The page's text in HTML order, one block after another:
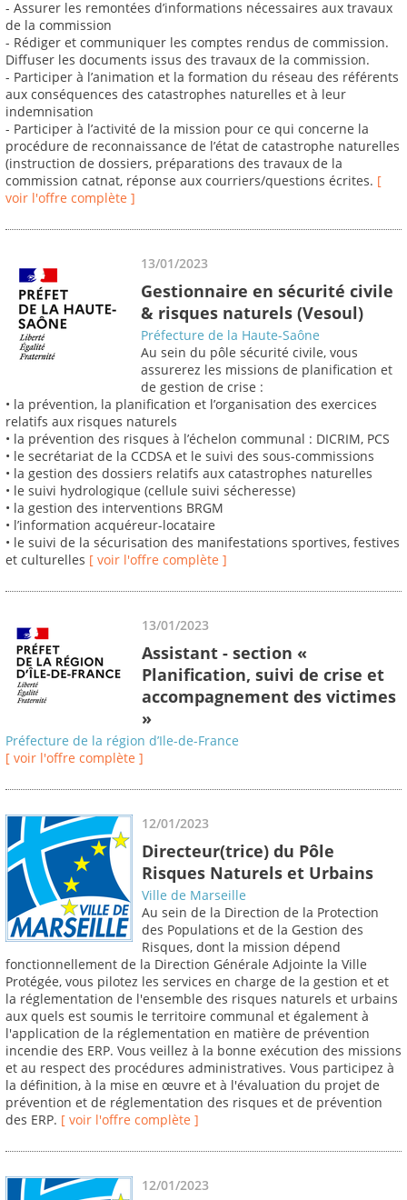
- Assurer les remontées d’informations nécessaires aux travaux
de la commission
- Rédiger et communiquer les comptes rendus de commission.
Diffuser les documents issus des travaux de la commission.
- Participer à l’animation et la formation du réseau des référents
aux conséquences des catastrophes naturelles et à leur
indemnisation
- Participer à l’activité de la mission pour ce qui concerne la
procédure de reconnaissance de l’état de catastrophe naturelles
(instruction de dossiers, préparations des travaux de la
commission catnat, réponse aux courriers/questions écrites. [
voir l'offre complète ]
13/01/2023
Gestionnaire en sécurité civile
& risques naturels (Vesoul)
Préfecture de la Haute-Saône
Au sein du pôle sécurité civile, vous
assurerez les missions de planification et
de gestion de crise :
• la prévention, la planification et l’organisation des exercices
relatifs aux risques naturels
• la prévention des risques à l’échelon communal : DICRIM, PCS
• le secrétariat de la CCDSA et le suivi des sous-commissions
• la gestion des dossiers relatifs aux catastrophes naturelles
• le suivi hydrologique (cellule suivi sécheresse)
• la gestion des interventions BRGM
• l’information acquéreur-locataire
• le suivi de la sécurisation des manifestations sportives, festives
et culturelles [ voir l'offre complète ]
13/01/2023
Assistant - section «
Planification, suivi de crise et
accompagnement des victimes
»
Préfecture de la région d’Ile-de-France
[ voir l'offre complète ]
12/01/2023
Directeur(trice) du Pôle
Risques Naturels et Urbains
Ville de Marseille
Au sein de la Direction de la Protection
des Populations et de la Gestion des
Risques, dont la mission dépend
fonctionnellement de la Direction Générale Adjointe la Ville
Protégée, vous pilotez les services en charge de la gestion et et
la réglementation de l'ensemble des risques naturels et urbains
aux quels est soumis le territoire communal et également à
l'application de la réglementation en matière de prévention
incendie des ERP. Vous veillez à la bonne exécution des missions
et au respect des procédures administratives. Vous participez à
la définition, à la mise en œuvre et à l'évaluation du projet de
prévention et de réglementation des risques et de prévention
des ERP. [ voir l'offre complète ]
12/01/2023